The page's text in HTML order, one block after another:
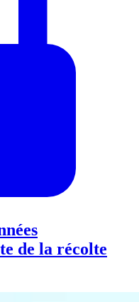
de la récolte